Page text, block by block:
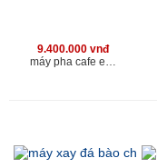
9.400.000 vnđ
máy pha cafe espresso | máy xay cà phê chuyên nghiệp